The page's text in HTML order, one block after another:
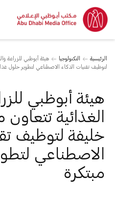
الرئيسية التكنولوجيا
هيئة أبوظبي للزراعة
لتوظيف تقنيات الذكاء الاصطناعي لتطوير حلول
هيئة أبوظبي
الغذائية
خليفة لتوظيف
الاصطناعي
مبتكرة